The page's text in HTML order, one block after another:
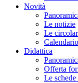
Novità
Le notizie
Le
Didattica
Offerta
Le